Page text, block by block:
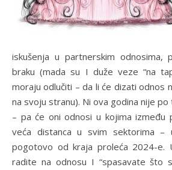
iskušenja u partnerskim odnosima,
braku (mada su I duže veze “na
moraju odlučiti – da li će dizati odnos
na svoju stranu). Ni ova godina nije
– pa će oni odnosi u kojima između
veća distanca u svim sektorima –
pogotovo od kraja proleća 2024-e.
radite na odnosu I “spasavate što